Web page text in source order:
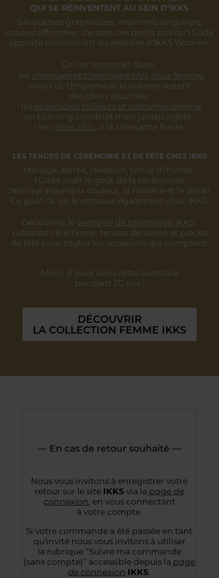
QUI SE RÉINVENTENT AU SEIN D'IKKS
Silhouettes graphiques, imprimés singuliers,
coupes affirmées : ce sont ces partis pris qu'I.Code
apporte maintenant au vestiaire d'IKKS Women.
On les reconnaît dans :
• les chemises et chemisiers chic pour femme,
où le col, l'imprimé et le volume restent
des choix assumés ;
• les ensembles tailleurs et costumes femme,
un tailoring construit mais jamais rigide ;
• les robes chic, à la silhouette fluide.
LES TENUES DE CÉRÉMONIE ET DE FÊTE CHEZ IKKS
Mariage, soirée, réveillon, tenue d'invitée :
I.Code avait le goût de la cérémonie,
celle qui assume la couleur, la matière et le détail.
Ce goût-là, on le retrouve également chez IKKS.
Découvrez le vestiaire de cérémonie IKKS:
robes de cérémonie, tenues de soirée et pièces
de fête pour toutes les occasions qui comptent.
Merci d’avoir vécu cette aventure
pendant 20 ans !
DÉCOUVRIR
LA COLLECTION FEMME IKKS
— En cas de retour souhaité —
Nous vous invitons à enregistrer votre
retour sur le site IKKS via la page de
connexion, en vous connectant
à votre compte.
Si votre commande a été passée en tant
qu'invité nous vous invitons à utiliser
la rubrique “Suivre ma commande
(sans compte)” accessible depuis la page
de connexion IKKS.